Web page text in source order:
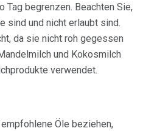
Tag begrenzen. Beachten Sie,
sind und nicht erlaubt sind.
da sie nicht roh gegessen
und Kokosmilch
verwendet.
Öle beziehen,